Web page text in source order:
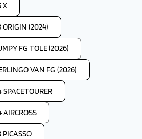
X
ORIGIN (2024)
FG TOLE (2026)
VAN FG (2026)